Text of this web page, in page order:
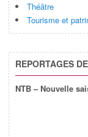
Théâtre
Tourisme et
REPORTAGES
NTB – Nouvelle